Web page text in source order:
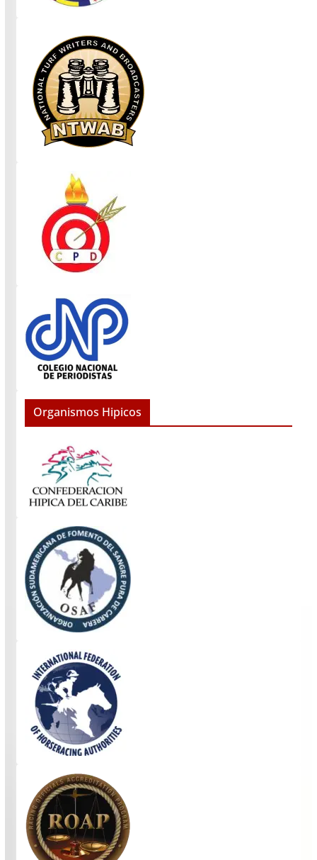
Organismos Hipicos